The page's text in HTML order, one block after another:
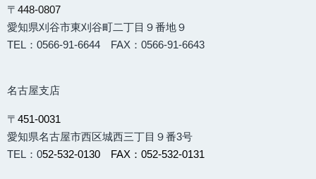
〒 448-0807
愛知県刈谷市東刈谷町二丁目９番地９
TEL：0566-91-6644 FAX：0566-91-6643
名古屋支店
〒 451-0031
愛知県名古屋市西区城西三丁目９番3号
TEL：052-532-0130 FAX：052-532-0131